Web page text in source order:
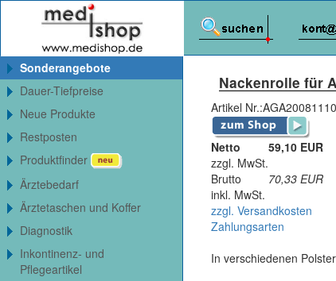
Nackenrolle für
Artikel Nr.:
Netto
59,10 EUR
zzgl. MwSt.
Brutto
70,33 EUR
inkl. MwSt.
zzgl. Versandkosten
Zahlungsarten
In verschiedenen
Sonderangebote
Dauer-Tiefpreise
Neue Produkte
Restposten
Produktfinder
Ärztebedarf
Ärztetaschen und Koffer
Diagnostik
Inkontinenz- und
Pflegeartikel